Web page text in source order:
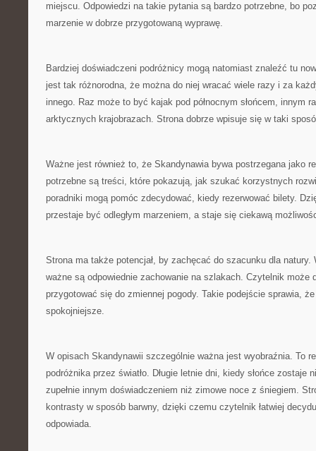
miejscu. Odpowiedzi na takie pytania są bardzo potrzebne, bo
marzenie w dobrze przygotowaną wyprawę.
Bardziej doświadczeni podróżnicy mogą natomiast znaleźć tu
jest tak różnorodna, że można do niej wracać wiele razy i za
innego. Raz może to być kajak pod północnym słońcem, innym
arktycznych krajobrazach. Strona dobrze wpisuje się w taki
Ważne jest również to, że Skandynawia bywa postrzegana jako
potrzebne są treści, które pokazują, jak szukać korzystnych
poradniki mogą pomóc zdecydować, kiedy rezerwować bilety.
przestaje być odległym marzeniem, a staje się ciekawą
Strona ma także potencjał, by zachęcać do szacunku dla
ważne są odpowiednie zachowanie na szlakach. Czytelnik może
przygotować się do zmiennej pogody. Takie podejście sprawia,
spokojniejsze.
W opisach Skandynawii szczególnie ważna jest wyobraźnia. To
podróżnika przez światło. Długie letnie dni, kiedy słońce zostaje
zupełnie innym doświadczeniem niż zimowe noce z śniegiem.
kontrasty w sposób barwny, dzięki czemu czytelnik łatwiej
odpowiada.